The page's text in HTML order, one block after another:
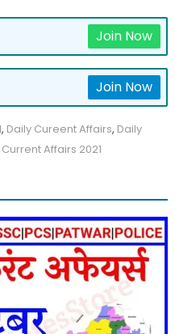
Join Now
Join Now
, Daily Cureent Affairs, Daily
Affairs 2021